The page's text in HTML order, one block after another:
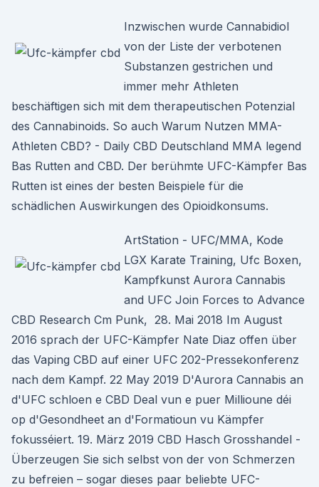
Inzwischen wurde Cannabidiol
von der Liste der verbotenen
Substanzen gestrichen und
immer mehr Athleten
beschäftigen sich mit dem therapeutischen Potenzial
des Cannabinoids. So auch Warum Nutzen MMA-
Athleten CBD? - Daily CBD Deutschland MMA legend
Bas Rutten and CBD. Der berühmte UFC-Kämpfer Bas
Rutten ist eines der besten Beispiele für die
schädlichen Auswirkungen des Opioidkonsums.
ArtStation - UFC/MMA, Kode
LGX Karate Training, Ufc Boxen,
Kampfkunst Aurora Cannabis
and UFC Join Forces to Advance
CBD Research Cm Punk, 28. Mai 2018 Im August
2016 sprach der UFC-Kämpfer Nate Diaz offen über
das Vaping CBD auf einer UFC 202-Pressekonferenz
nach dem Kampf. 22 May 2019 D'Aurora Cannabis an
d'UFC schloen e CBD Deal vun e puer Millioune déi
op d'Gesondheet an d'Formatioun vu Kämpfer
fokusséiert. 19. März 2019 CBD Hasch Grosshandel -
Überzeugen Sie sich selbst von der von Schmerzen
zu befreien – sogar dieses paar beliebte UFC-